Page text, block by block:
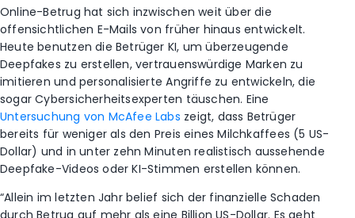
Online-Betrug hat sich inzwischen weit über die
offensichtlichen E-Mails von früher hinaus entwickelt.
Heute benutzen die Betrüger KI, um überzeugende
Deepfakes zu erstellen, vertrauenswürdige Marken zu
imitieren und personalisierte Angriffe zu entwickeln, die
sogar Cybersicherheitsexperten täuschen. Eine
Untersuchung von McAfee Labs zeigt, dass Betrüger
bereits für weniger als den Preis eines Milchkaffees (5 US-
Dollar) und in unter zehn Minuten realistisch aussehende
Deepfake-Videos oder KI-Stimmen erstellen können.
“Allein im letzten Jahr belief sich der finanzielle Schaden
durch Betrug auf mehr als eine Billion US-Dollar. Es geht